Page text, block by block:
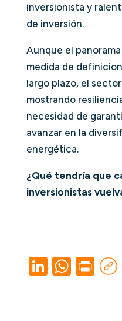
inversionista y
de inversión.
Aunque el
medida de
largo plazo, el
mostrando
necesidad de
avanzar en la
energética.
¿Qué tendría que
inversionistas
Li W Pr